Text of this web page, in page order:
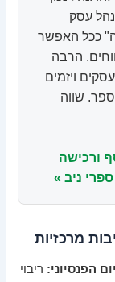
עסק
ככל האפשר
הרבה
ויזמים
שווה
ורכישה
ניב »
הפנסיוני: ריבוי